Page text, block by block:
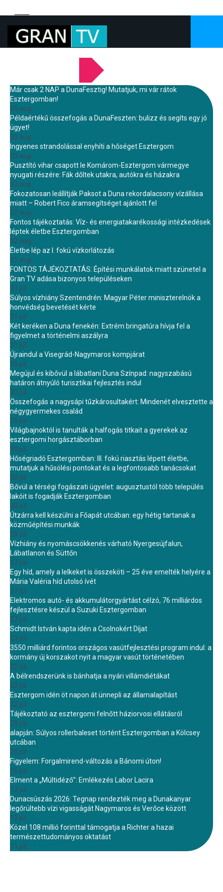
Már csak 2 NAP a DunaFesztig! Mutatjuk, mi vár rátok
Esztergomban!
05 aug.
Példaértékű összefogás a DunaFeszten: bulizz és segíts egy jó
ügyet!
05 aug.
Ingyenes strandolással enyhíti a hőséget Esztergom
03 aug.
Pusztító vihar csapott le Komárom-Esztergom vármegye
nyugati részére: Fák dőltek utakra, autókra és házakra
02 aug.
Fokozatosan leállítják Paksot a Duna rekordalacsony vízállása
miatt – Robert Fico áramsegítséget ajánlott fel
02 aug.
Fontos tájékoztatás: Víz- és energiatakarékossági intézkedések
léptek életbe Esztergomban
02 aug.
Életbe lép az I. fokú vízkorlátozás
01 aug.
FONTOS TÁJÉKOZTATÁS: Építési munkálatok miatt szünetel a
Gran TV adása bizonyos településeken
31 júl.
Súlyos vízhiány Szentendrén: Magyar Péter miniszterelnök a
honvédség bevetését kérte
31 júl.
Két keréken a Duna fenekén: Extrém bringatúra hívja fel a
figyelmet a történelmi aszályra
31 júl.
Újraindul a Visegrád-Nagymaros kompjárat
30 júl.
Megújul és kibővül a lábatlani Duna Színpad: nagyszabású
határon átnyúló turisztikai fejlesztés indul
30 júl.
Összefogás a nagysápi tűzkárosultakért: Mindenét elvesztette a
négygyermekes család
30 júl.
Világbajnoktól is tanulták a halfogás titkait a gyerekek az
esztergomi horgásztáborban
30 júl.
Hőségriadó Esztergomban: III. fokú riasztás lépett életbe,
mutatjuk a hűsölési pontokat és a legfontosabb tanácsokat
30 júl.
Bővül a térségi fogászati ügyelet: augusztustól több település
lakóit is fogadják Esztergomban
30 júl.
Útzárra kell készülni a Főapát utcában: egy hétig tartanak a
közműépítési munkák
28 júl.
Vízhiány és nyomáscsökkenés várható Nyergesújfalun,
Lábatlanon és Süttőn
27 júl.
Egy híd, amely a lelkeket is összeköti – 25 éve emelték helyére a
Mária Valéria híd utolsó ívét
27 júl.
Elektromos autó- és akkumulátorgyártást célzó, 76 milliárdos
fejlesztésre készül a Suzuki Esztergomban
27 júl.
Schmidt István kapta idén a Csolnokért Díjat
23 júl.
3550 milliárd forintos országos vasútfejlesztési program indul: a
kormány új korszakot nyit a magyar vasút történetében
22 júl.
A bélrendszerünk is bánhatja a nyári villámdiétákat
22 júl.
Esztergom idén öt napon át ünnepli az államalapítást
22 júl.
Tájékoztató az esztergomi felnőtt háziorvosi ellátásról
20 júl.
alapján: Súlyos rollerbaleset történt Esztergomban a Kölcsey
utcában
20 júl.
Figyelem: Forgalmirend-változás a Bánomi úton!
16 júl.
Elment a „Múltidéző”: Emlékezés Labor Lacira
13 júl.
Dunacsúszás 2026: Tegnap rendezték meg a Dunakanyar
legőrültebb vízi vigasságát Nagymaros és Verőce között
12 júl.
Közel 108 millió forinttal támogatja a Richter a hazai
természettudományos oktatást
11 júl.